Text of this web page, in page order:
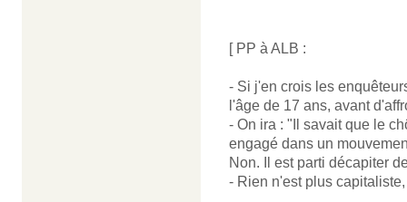
[ PP à ALB :
- Si j'en crois les
l'âge de 17 ans, avant
- On ira : "Il savait que le
engagé dans un
Non. Il est parti décapiter
- Rien n'est plus